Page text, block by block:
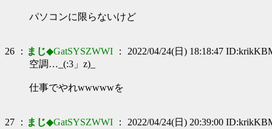
パソコンに限らないけど
26 ： まじ◆GatSYSZWWI ： 2022/04/24(日) 18:18:47
空調…_(:3」z)_
仕事でやれwwwwwを
27 ： まじ◆GatSYSZWWI ： 2022/04/24(日) 20:39:00